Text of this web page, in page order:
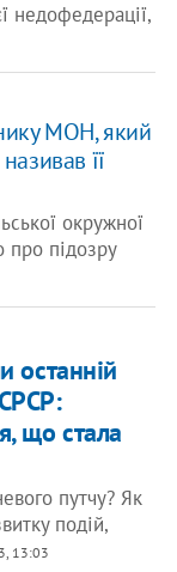
недофедерації,
МОН, який
її
окружної
про підозру
останній
що стала
путчу? Як
подій,
13:03